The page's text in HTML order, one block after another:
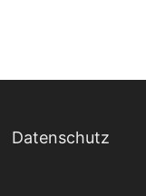
Datenschutz